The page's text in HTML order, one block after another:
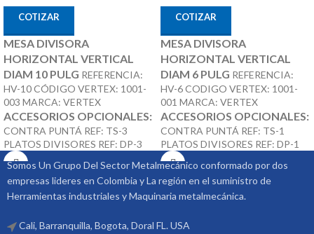
COTIZAR
MESA DIVISORA
HORIZONTAL VERTICAL
DIAM 10 PULG REFERENCIA:
HV-10 CÓDIGO VERTEX: 1001-
003 MARCA: VERTEX
ACCESORIOS OPCIONALES:
CONTRA PUNTÁ REF: TS-3
PLATOS DIVISORES REF: DP-3
COTIZAR
MESA DIVISORA
HORIZONTAL VERTICAL
DIAM 6 PULG REFERENCIA:
HV-6 CODIGO VERTEX: 1001-
001 MARCA: VERTEX
ACCESORIOS OPCIONALES:
CONTRA PUNTÁ REF: TS-1
PLATOS DIVISORES REF: DP-1
Somos Un Grupo Del Sector Metalmecánico conformado por dos
empresas lideres en Colombia y La región en el suministro de
Herramientas industriales y Maquinaria metalmecánica.
Cali, Barranquilla, Bogota, Doral FL. USA